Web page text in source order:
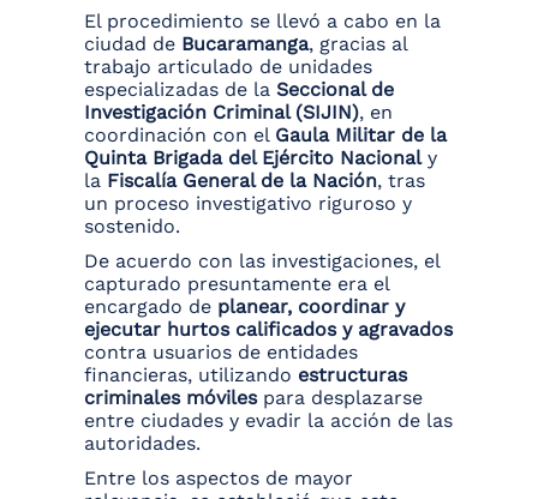
El procedimiento se llevó a cabo en la
ciudad de Bucaramanga, gracias al
trabajo articulado de unidades
especializadas de la Seccional de
Investigación Criminal (SIJIN), en
coordinación con el Gaula Militar de la
Quinta Brigada del Ejército Nacionaly
la Fiscalía General de la Nación, tras
un proceso investigativo riguroso y
sostenido.
De acuerdo con las investigaciones, el
capturado presuntamente era el
encargado de planear, coordinar y
ejecutar hurtos calificados y agravados
contra usuarios de entidades
financieras, utilizando estructuras
criminales móvilespara desplazarse
entre ciudades y evadir la acción de las
autoridades.
Entre los aspectos de mayor